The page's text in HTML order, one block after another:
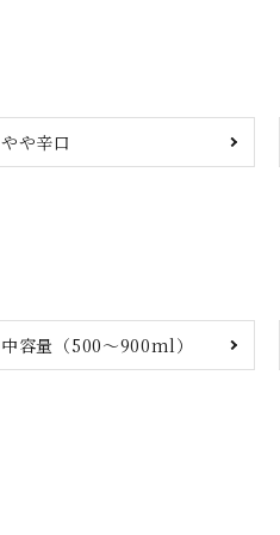
やや辛口
中容量（500～900ml）